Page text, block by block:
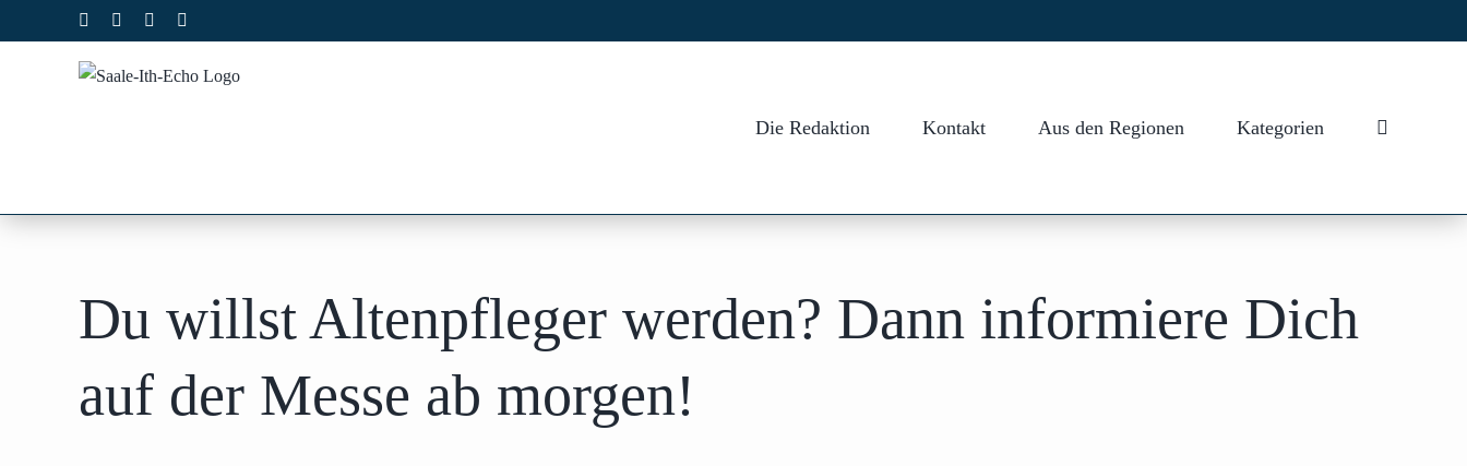
Inhalt
Facebook Instagram
Die Redaktion Kontakt Aus den Regionen Kategorien
Du willst Altenpfleger werden? Dann informiere Dich
auf der Messe ab morgen!